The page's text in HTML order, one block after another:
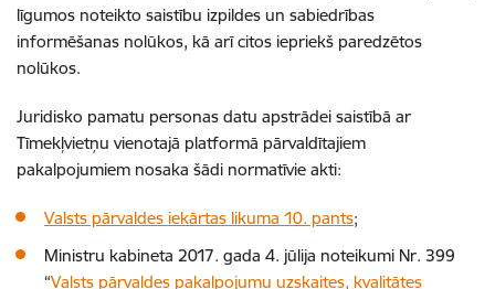
līgumos noteikto saistību izpildes un sabiedrības
informēšanas nolūkos, kā arī citos iepriekš paredzētos
nolūkos.
Juridisko pamatu personas datu apstrādei saistībā ar
Tīmekļvietņu vienotajā platformā pārvaldītajiem
pakalpojumiem nosaka šādi normatīvie akti:
Valsts pārvaldes iekārtas likuma 10. pants;
Ministru kabineta 2017. gada 4. jūlija noteikumi Nr. 399
“Valsts pārvaldes pakalpojumu uzskaites, kvalitātes